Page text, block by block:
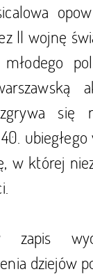
II wojnę
się
ubiegłego
w której
dziejów